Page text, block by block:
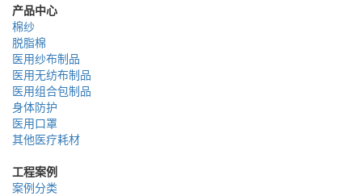
产品中心
棉纱
脱脂棉
医用纱布制品
医用无纺布制品
医用组合包制品
身体防护
医用口罩
其他医疗耗材
工程案例
案例分类